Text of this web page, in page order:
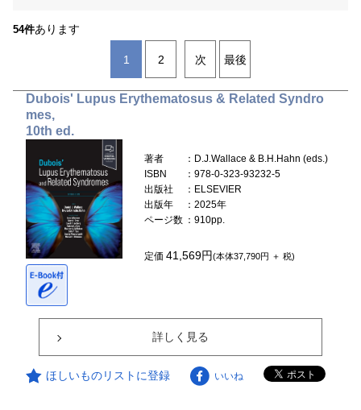
54件あります
1 2 次 最後
Dubois' Lupus Erythematosus & Related Syndro
mes,
10th ed.
著者
：D.J.Wallace & B.H.Hahn (eds.)
ISBN
：978-0-323-93232-5
出版社
：ELSEVIER
出版年
：2025年
ページ数 ：910pp.
定価41,569円(本体37,790円 ＋ 税)
詳しく見る
ほしいものリストに登録 いいね